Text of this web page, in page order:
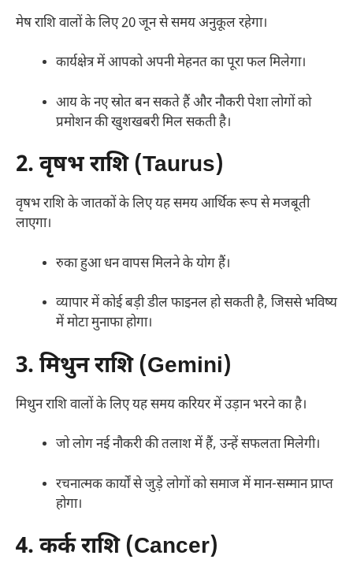
मेष राशि वालों के लिए 20 जून से समय अनुकूल रहेगा।
कार्यक्षेत्र में आपको अपनी मेहनत का पूरा फल मिलेगा।
आय के नए स्रोत बन सकते हैं और नौकरी पेशा लोगों को
प्रमोशन की खुशखबरी मिल सकती है।
2. वृषभ राशि (Taurus)
वृषभ राशि के जातकों के लिए यह समय आर्थिक रूप से मजबूती
लाएगा।
रुका हुआ धन वापस मिलने के योग हैं।
व्यापार में कोई बड़ी डील फाइनल हो सकती है, जिससे भविष्य
में मोटा मुनाफा होगा।
3. मिथुन राशि (Gemini)
मिथुन राशि वालों के लिए यह समय करियर में उड़ान भरने का है।
जो लोग नई नौकरी की तलाश में हैं, उन्हें सफलता मिलेगी।
रचनात्मक कार्यों से जुड़े लोगों को समाज में मान-सम्मान प्राप्त
होगा।
4. कर्क राशि (Cancer)